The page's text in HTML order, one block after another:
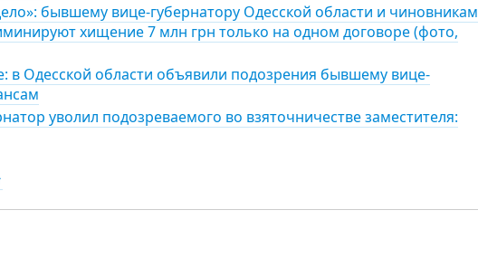
бывшему вице-губернатору Одесской области и чиновникам
хищение 7 млн грн только на одном договоре (фото,
в Одесской области объявили подозрения бывшему вице-
уволил подозреваемого во взяточничестве заместителя: